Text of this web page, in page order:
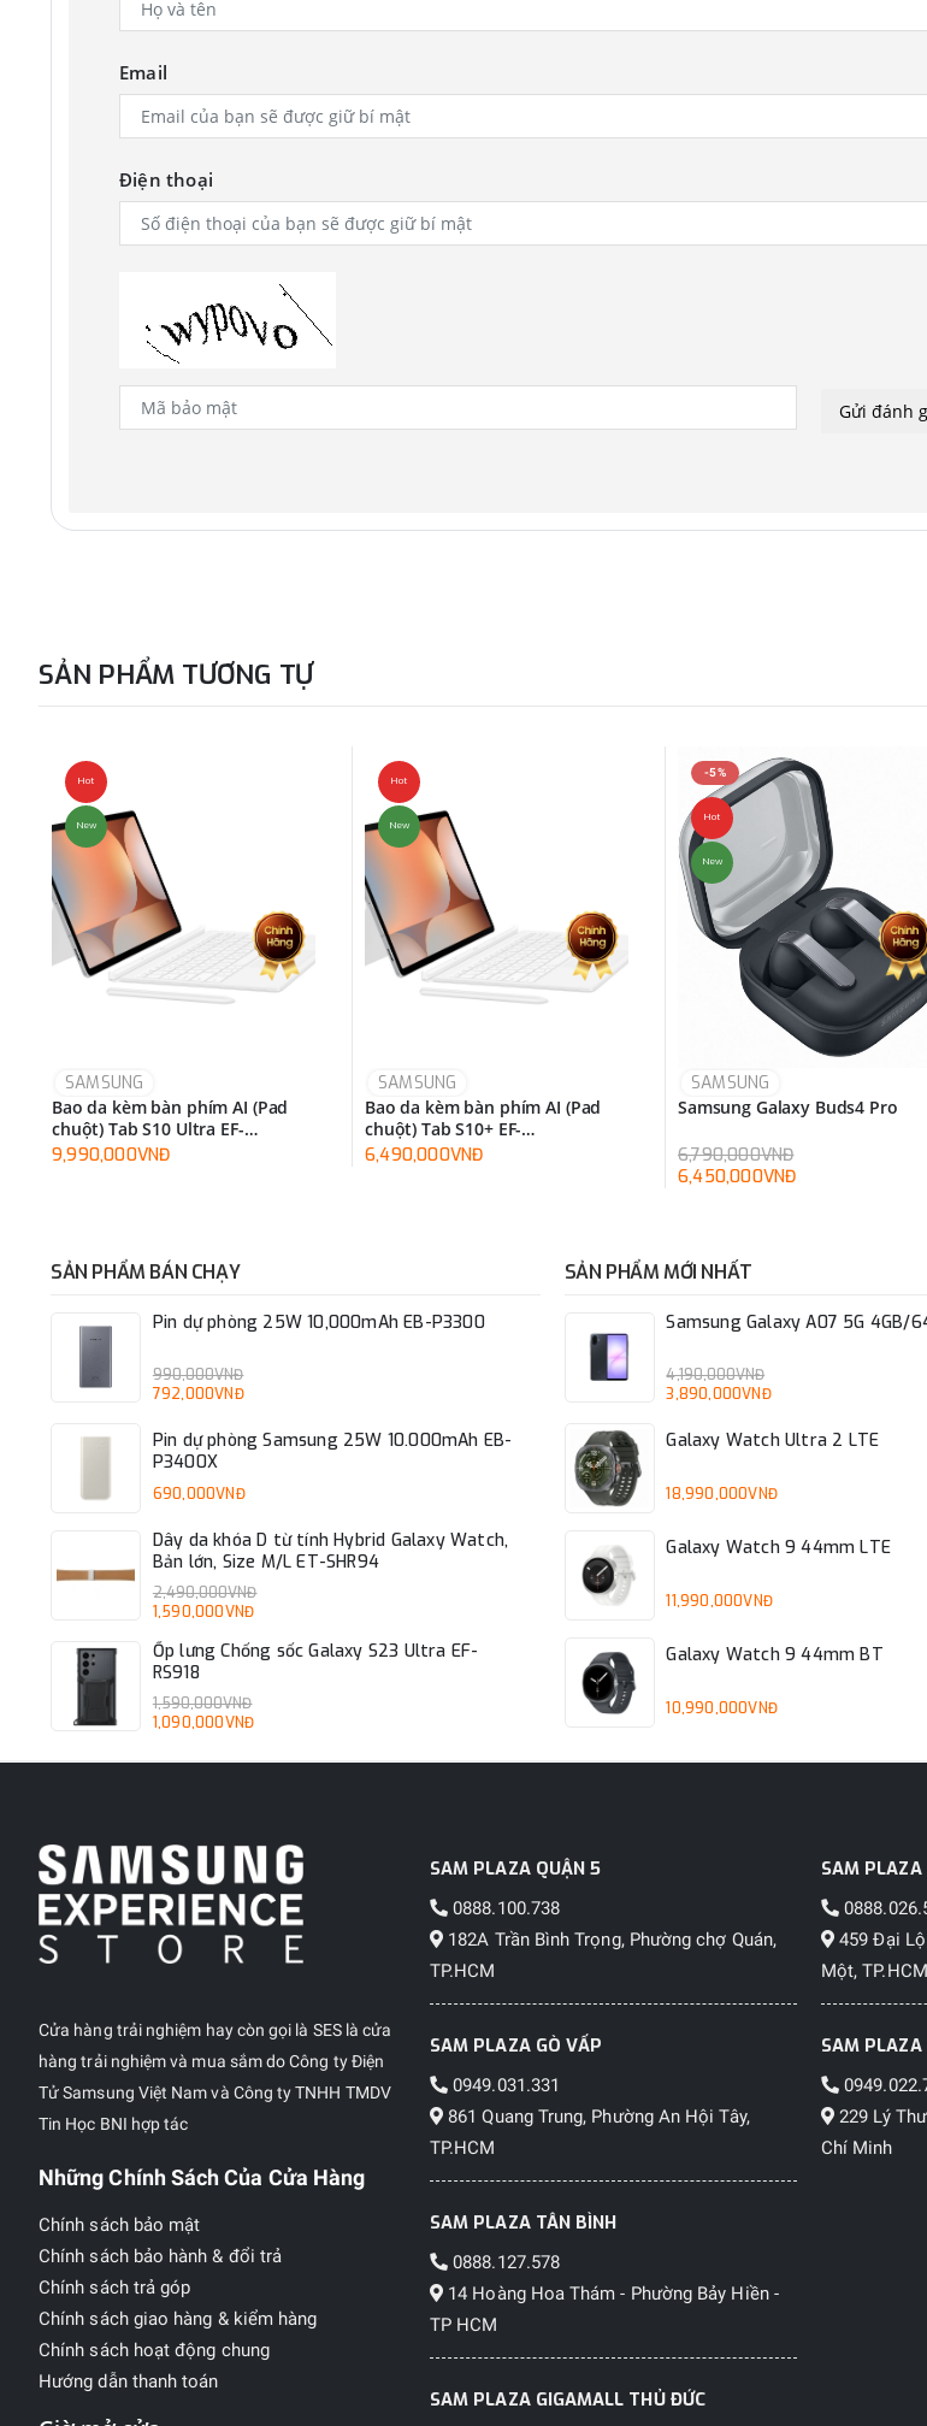
Email
Điện thoại
SẢN PHẨM TƯƠNG TỰ
Hot
New
SAMSUNG
Bao da kèm bàn phím AI (Pad
chuột) Tab S10 Ultra EF-
DX925UBEGWW
9,990,000VNĐ
Hot
New
SAMSUNG
Bao da kèm bàn phím AI (Pad
chuột) Tab S10+ EF-
DX825UWEGWW
6,490,000VNĐ
-5%
Hot
New
SAMSUNG
Samsung Galaxy Buds4 Pro
6,790,000VNĐ
6,450,000VNĐ
SẢN PHẨM BÁN CHẠY
Pin dự phòng 25W 10,000mAh EB-P3300
990,000VNĐ
792,000VNĐ
Pin dự phòng Samsung 25W 10.000mAh EB-
P3400X
690,000VNĐ
Dây da khóa D từ tính Hybrid Galaxy Watch,
Bản lớn, Size M/L ET-SHR94
2,490,000VNĐ
1,590,000VNĐ
Ốp lưng Chống sốc Galaxy S23 Ultra EF-
RS918
1,590,000VNĐ
1,090,000VNĐ
SẢN PHẨM MỚI NHẤT
Samsung Galaxy A07 5G 4GB/
4,190,000VNĐ
3,890,000VNĐ
Galaxy Watch Ultra 2 LTE
18,990,000VNĐ
Galaxy Watch 9 44mm LTE
11,990,000VNĐ
Galaxy Watch 9 44mm BT
10,990,000VNĐ
Cửa hàng trải nghiệm hay còn gọi là SES là cửa
hàng trải nghiệm và mua sắm do Công ty Điện
Tử Samsung Việt Nam và Công ty TNHH TMDV
Tin Học BNI hợp tác
Những Chính Sách Của Cửa Hàng
Chính sách bảo mật
Chính sách bảo hành & đổi trả
Chính sách trả góp
Chính sách giao hàng & kiểm hàng
Chính sách hoạt động chung
Hướng dẫn thanh toán
SAM PLAZA QUẬN 5
0888.100.738
182A Trần Bình Trọng, Phường chợ Quán,
TP.HCM
SAM PLAZA GÒ VẤP
0949.031.331
861 Quang Trung, Phường An Hội Tây,
TP.HCM
SAM PLAZA TÂN BÌNH
0888.127.578
14 Hoàng Hoa Thám - Phường Bảy Hiền -
TP HCM
SAM PLAZA GIGAMALL THỦ ĐỨC
SAM PLAZA
459 Đại
Một, TP.HCM
SAM PLAZA
229 Lý
Chí Minh